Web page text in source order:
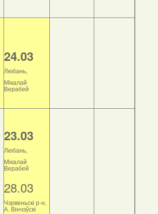
24.03
Любань,
Мікалай
Верабей
23.03
Любань,
Мікалай
Верабей
28.03
Чэрвеньскі р-н,
А. Вінчэўскі